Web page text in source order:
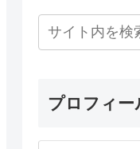
プロフィー